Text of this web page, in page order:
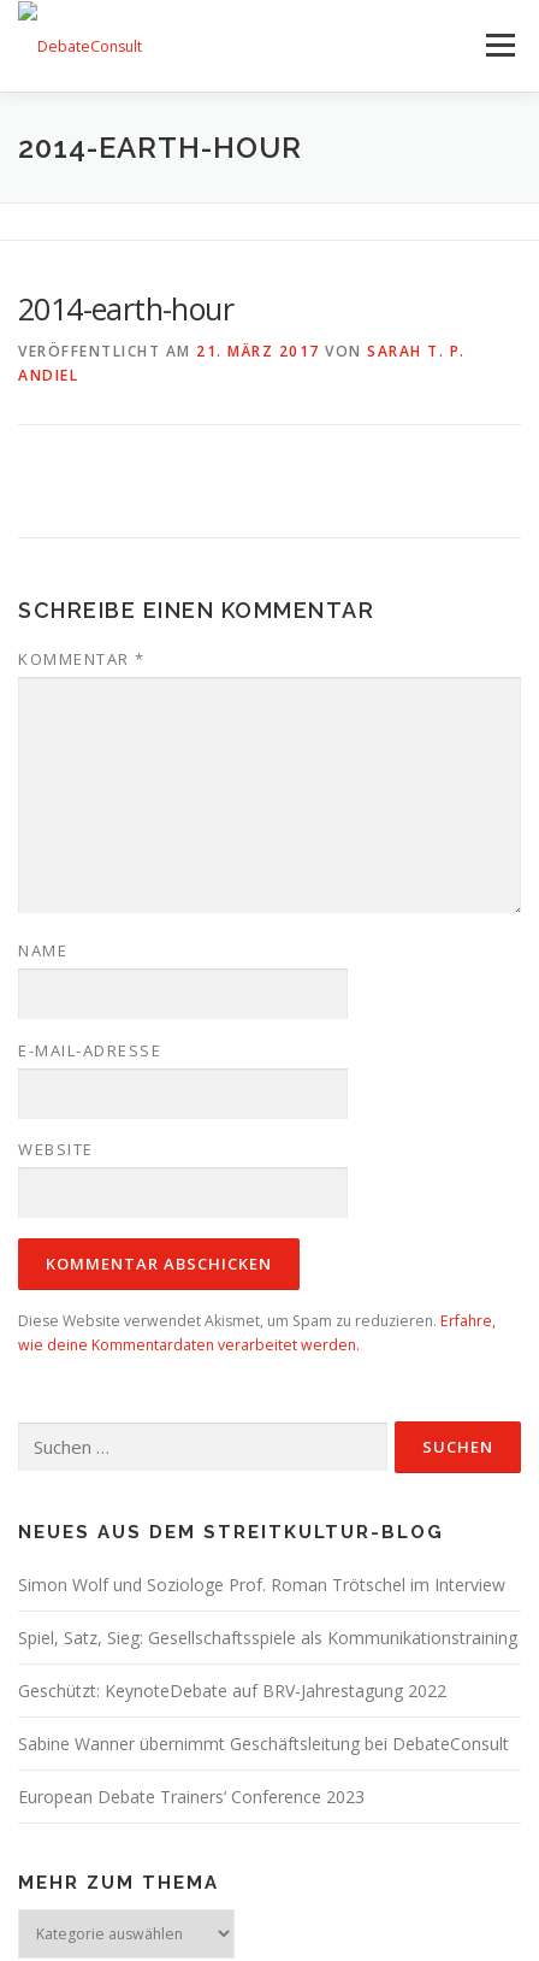
Zum
springen
Menü
UNSER ANGEBOT STREITKULTUR-BLOG
2014-EARTH-HOUR
2014-earth-hour
VERÖFFENTLICHT AM 21. MÄRZ 2017 VON SARAH T. P.
ANDIEL
SCHREIBE EINEN KOMMENTAR
KOMMENTAR *
NAME
E-MAIL-ADRESSE
WEBSITE
Diese Website verwendet Akismet, um Spam zu reduzieren. Erfahre,
wie deine Kommentardaten verarbeitet werden.
nach:
NEUES AUS DEM STREITKULTUR-BLOG
Simon Wolf und Soziologe Prof. Roman Trötschel im Interview
Spiel, Satz, Sieg: Gesellschaftsspiele als Kommunikationstraining
Geschützt: KeynoteDebate auf BRV-Jahrestagung 2022
Sabine Wanner übernimmt Geschäftsleitung bei DebateConsult
European Debate Trainers‘ Conference 2023
MEHR ZUM THEMA
zum